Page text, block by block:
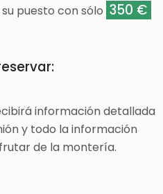
puesto con sólo 350 €
información detallada
y todo la información
de la montería.